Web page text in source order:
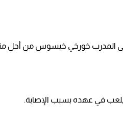
على المدرب خورخي خيسوس من أجل
يلعب في عهده بسبب الإصابة.